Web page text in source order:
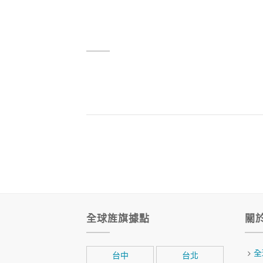
全球旌旗據點
台中 台北
關